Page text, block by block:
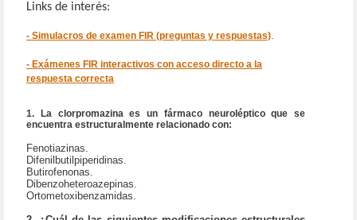
Links de interés:
- Simulacros de examen FIR (preguntas y respuestas).
- Exámenes FIR interactivos con acceso directo a la
respuesta correcta
1. La clorpromazina es un fármaco neuroléptico que se
encuentra estructuralmente relacionado con:
Fenotiazinas.
Difenilbutilpiperidinas.
Butirofenonas.
Dibenzoheteroazepinas.
Ortometoxibenzamidas.